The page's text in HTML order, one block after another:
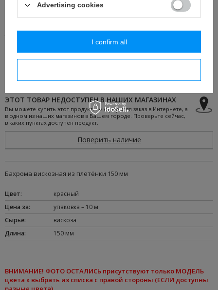
ЛЕГКИЙ ВОЗВРАТ ТОВАРА
Покупайте и спокойно проверяйте дома. На протяжении
ЭТОТ ТОВАР НЕДОСТУПЕН В НАШИХ МАГАЗИНАХ
Вы можете купить этот продукт, не оформляя заказ в Интернете, а
в одном из наших магазинов в Вашем городе. Проверьте сейчас,
в каких пунктах доступен продукт.
Поверить наличие
Бахрома вискозная из плетёнки 150 мм
Цвет:
красный
Цена за:
упаковка – 10 м
Сырьё:
вискоза
Длина: 150 мм
ВНИМАНИЕ! ФОТО ОСТАЛИСЬ присутствуют только МОДЕЛЬ
цвета к выбрать из списка с правой стороны (ЕСЛИ доступны
Advertising cookies
I confirm all